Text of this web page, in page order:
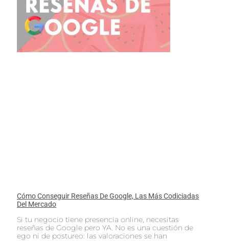
Cómo Conseguir Reseñas De Google, Las Más Codiciadas
Del Mercado
Si tu negocio tiene presencia online, necesitas
reseñas de Google pero YA. No es una cuestión de
ego ni de postureo: las valoraciones se han